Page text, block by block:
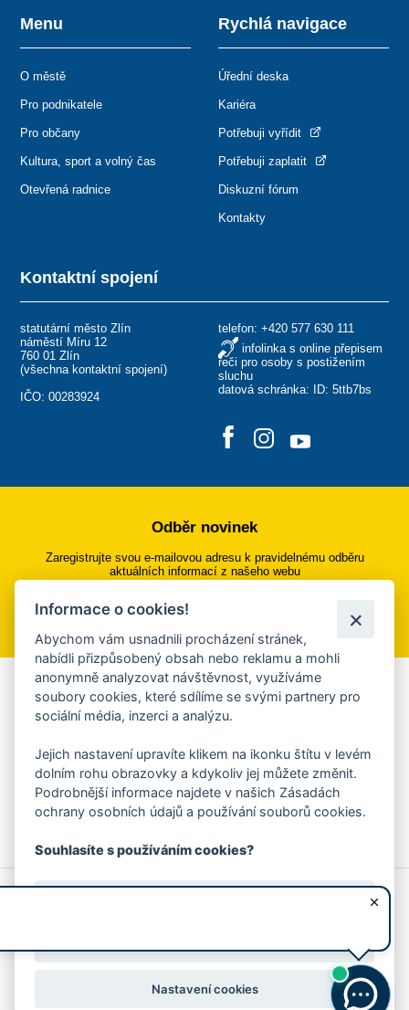
Kontaktní spojení
statutární město Zlín
náměstí Míru 12
760 01 Zlín
(všechna kontaktní spojení)
IČO: 00283924
telefon: +420 577 630 111
infolinka s online přepisem
řeči pro osoby s postižením
sluchu
datová schránka: ID: 5ttb7bs
Menu
O městě
Pro podnikatele
Pro občany
Kultura, sport a volný čas
Otevřená radnice
Rychlá navigace
Úřední deska
Kariéra
Potřebuji vyřídit
Potřebuji zaplatit
Diskuzní fórum
Kontakty
Odběr novinek
Zaregistrujte svou e-mailovou adresu k pravidelnému odběru
aktuálních informací z našeho webu
Přihlásit se k odběru
Aplikace Mobilní rozhlas
Chcete dostávat do svého mobilu či mailu upozornění na
ankety, pozvánky na kulturní a sportovní akce?
Více informací o aplikaci
© 2026 Magistrát města Zlína
Prohlášení o používání cookies
Informace o cookies!
Abychom vám usnadnili procházení stránek,
nabídli přizpůsobený obsah nebo reklamu a mohli
anonymně analyzovat návštěvnost, využíváme
soubory cookies, které sdílíme se svými partnery pro
sociální média, inzerci a analýzu.
Jejich nastavení upravíte klikem na ikonku štítu v levém
dolním rohu obrazovky a kdykoliv jej můžete změnit.
Podrobnější informace najdete v našich Zásadách
ochrany osobních údajů a používání souborů cookies.
Souhlasíte s používáním cookies?
Nastavení cookies